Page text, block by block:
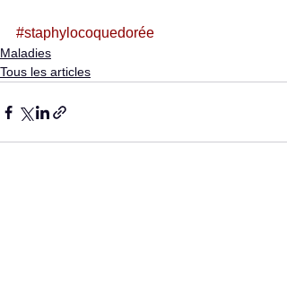
#staphylocoquedorée
Maladies
Tous les articles